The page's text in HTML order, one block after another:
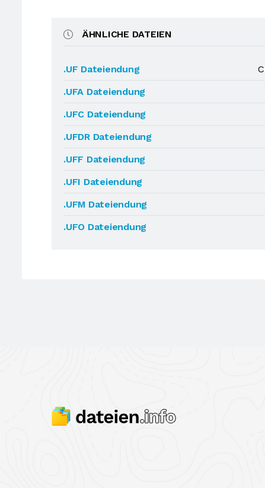
ÄHNLICHE DATEIEN
.UF Dateiendung
.UFA Dateiendung
.UFC Dateiendung
.UFDR Dateiendung
.UFF Dateiendung
.UFI Dateiendung
.UFM Dateiendung
.UFO Dateiendung